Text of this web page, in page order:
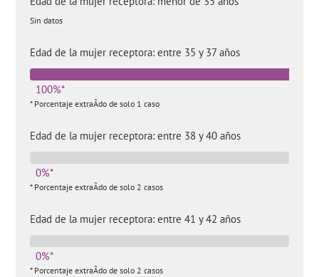
Sin datos
Edad de la mujer receptora: entre 35 y 37 años
100%*
* Porcentaje extraÃ­do de solo 1 caso
Edad de la mujer receptora: entre 38 y 40 años
0%*
* Porcentaje extraÃ­do de solo 2 casos
Edad de la mujer receptora: entre 41 y 42 años
0%*
* Porcentaje extraÃ­do de solo 2 casos